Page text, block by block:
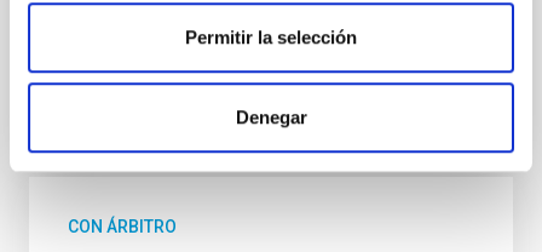
Permitir la selección
Denegar
1
CON ÁRBITRO